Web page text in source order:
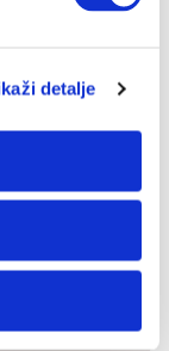
detalje